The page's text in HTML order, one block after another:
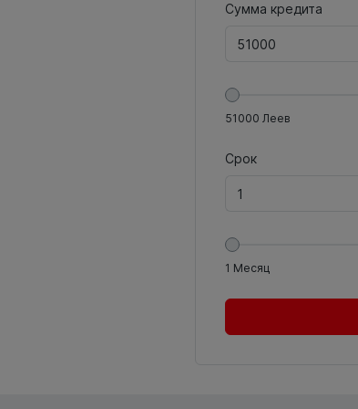
Сумма кредита
51000 Леев
Срок
1 Месяц